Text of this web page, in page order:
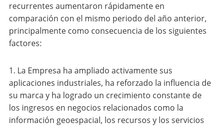
recurrentes aumentaron rápidamente en
comparación con el mismo periodo del año anterior,
principalmente como consecuencia de los siguientes
factores:
1. La Empresa ha ampliado activamente sus
aplicaciones industriales, ha reforzado la influencia de
su marca y ha logrado un crecimiento constante de
los ingresos en negocios relacionados como la
información geoespacial, los recursos y los servicios